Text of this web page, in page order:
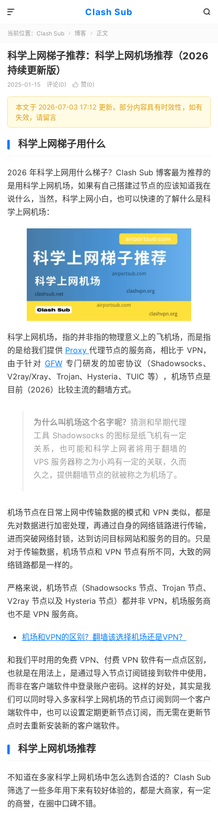
Clash Sub 

当前位置： Clash Sub  博客  正文
科学上网梯子推荐：科学上网机场推荐（2026
持续更新版）
2025-01-15 评论(0)  赞(0)
本文于 2026-07-03 17:12 更新，部分内容具有时效性，如有
失效，请留言
科学上网梯子用什么
2026 年科学上网用什么梯子？Clash Sub 博客最为推荐的
是用科学上网机场，如果有自己搭建过节点的应该知道我在
说什么，当然，科学上网小白，也可以快速的了解什么是科
学上网机场：
科学上网机场，指的并非指的物理意义上的飞机场，而是指
的是给我们提供 Proxy代理节点的服务商，相比于 VPN，
由于针对 GFW专门研发的加密协议（Shadowsocks、
V2ray/Xray、Trojan、Hysteria、TUIC 等），机场节点是
目前（2026）比较主流的翻墙方式。
为什么叫机场这个名字呢？ 猜测和早期代理
工具 Shadowsocks 的图标是纸飞机有一定
关系，也可能和科学上网者将用于翻墙的
VPS 服务器称之为小鸡有一定的关联，久而
久之，提供翻墙节点的就被称之为机场了。
机场节点在日常上网中传输数据的模式和 VPN 类似，都是
先对数据进行加密处理，再通过自身的网络链路进行传输，
进而突破网络封锁，达到访问目标网站和服务的目的。只是
对于传输数据，机场节点和 VPN 节点有所不同，大致的网
络链路都是一样的。
严格来说，机场节点（Shadowsocks 节点、Trojan 节点、
V2ray 节点以及 Hysteria 节点）都并非 VPN，机场服务商
也不是 VPN 服务商。
机场和VPN的区别？翻墙该选择机场还是VPN？
和我们平时用的免费 VPN、付费 VPN 软件有一点点区别，
也就是在用法上，是通过导入节点订阅链接到软件中使用，
而非在客户端软件中登录账户密码。这样的好处，其实是我
们可以同时导入多家科学上网机场的节点订阅到同一个客户
端软件中，也可以设置定期更新节点订阅，而无需在更新节
点时去重新安装新的客户端软件。
科学上网机场推荐
不知道在多家科学上网机场中怎么选到合适的？Clash Sub
筛选了一些多年用下来有较好体验的，都是大商家，有一定
的商誉，在圈中口碑不错。